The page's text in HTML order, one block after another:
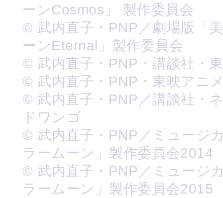
ーンCosmos」 製作委員会
© 武内直子・PNP／劇場版「
ーンEternal」製作委員会
© 武内直子・PNP・講談社・
© 武内直子・PNP・東映アニ
© 武内直子・PNP／講談社・
ドワンゴ
© 武内直子・PNP／ミュージ
ラームーン」製作委員会2014
© 武内直子・PNP／ミュージ
ラームーン」製作委員会2015